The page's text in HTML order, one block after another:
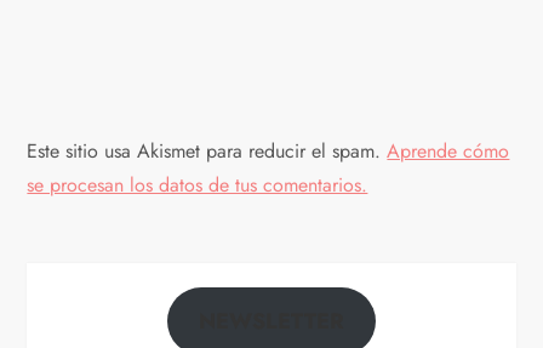
n
t
Este sitio usa Akismet para reducir el spam.Aprende cómo
se procesan los datos de tus comentarios.